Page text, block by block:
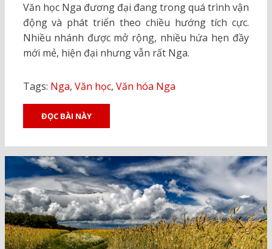
Văn học Nga đương đại đang trong quá trình vận
động và phát triển theo chiều hướng tích cực.
Nhiều nhánh được mở rộng, nhiều hứa hẹn đầy
mới mẻ, hiện đại nhưng vẫn rất Nga.
Tags: Nga, Văn học, Văn hóa Nga
ĐỌC BÀI NÀY